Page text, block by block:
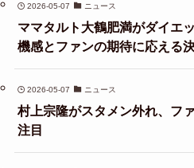
2026-05-07 ニュース
ママタルト大鶴肥満がダイエ
機感とファンの期待に応える
2026-05-07 ニュース
村上宗隆がスタメン外れ、フ
注目